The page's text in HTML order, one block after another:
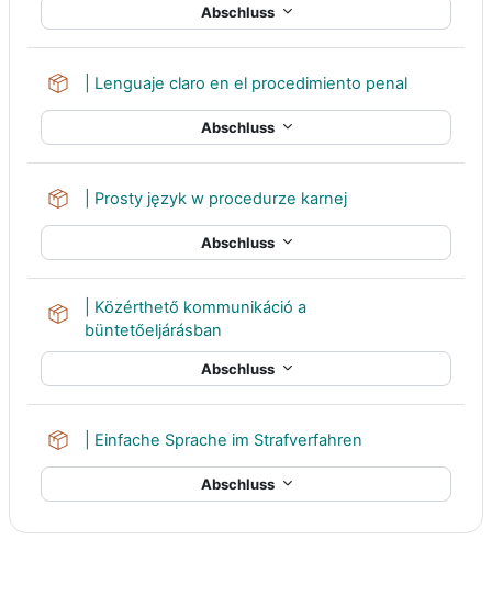
Abschluss
| Lenguaje claro en el procedimiento penalLernpaket
Abschluss
| Prosty język w procedurze karnejLernpaket
Abschluss
| Közérthető kommunikáció a
büntetőeljárásban
Abschluss
| Einfache Sprache im Strafverfahren
Abschluss